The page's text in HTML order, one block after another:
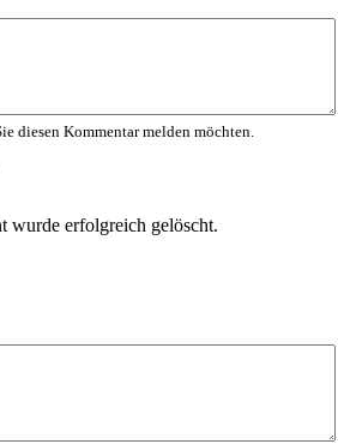
diesen Kommentar melden möchten.
wurde erfolgreich gelöscht.